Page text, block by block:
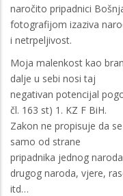
naročito pripadnici
fotografijom izaziva
i netrpeljivost.
Moja malenkost kao
dalje u sebi nosi taj
negativan potencijal
čl. 163 st) 1. KZ F BiH.
Zakon ne propisuje da
samo od strane
pripadnika jednog
drugog naroda, vjere,
itd…